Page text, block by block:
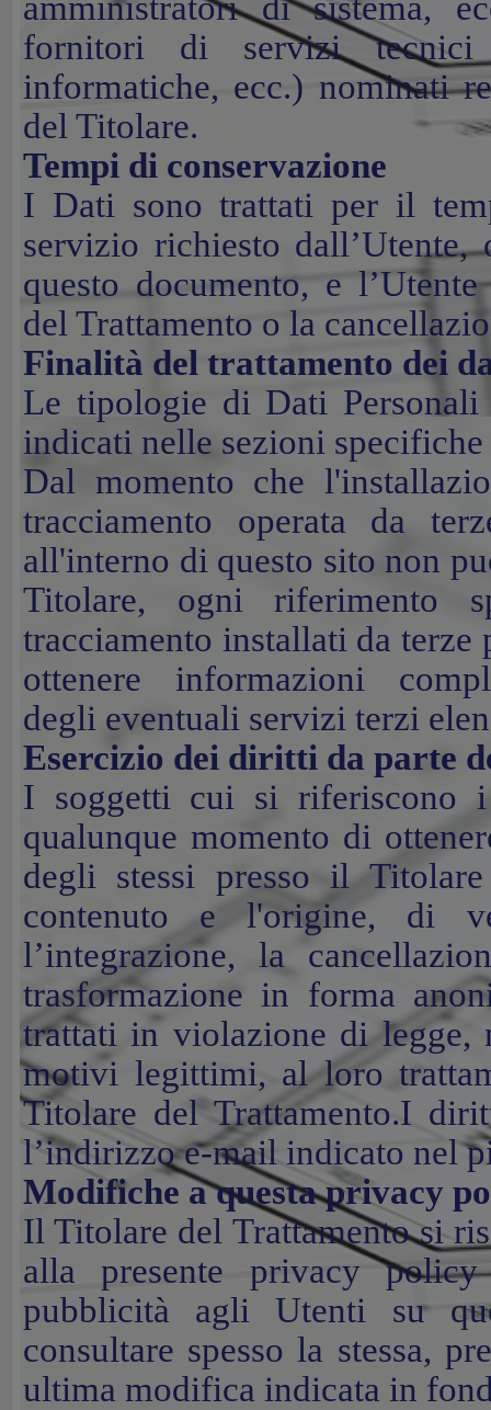
fornitori di servizi tecnici
informatiche, ecc.) nominati
del Titolare.
Tempi di conservazione
I Dati sono trattati per il
servizio richiesto
questo documento, e
del Trattamento o la
Finalità del trattamento dei
Le tipologie di Dati
indicati nelle sezioni
Dal momento che
tracciamento operata da
all'interno di questo sito non
Titolare, ogni riferimento
tracciamento installati da
ottenere informazioni
degli eventuali servizi terzi
Esercizio dei diritti da parte
I soggetti cui si riferiscono
qualunque momento di
degli stessi presso il
contenuto e l'origine, di
l’integrazione, la
trasformazione in forma
trattati in violazione di legge,
motivi legittimi, al loro
Titolare del Trattamento.I
l’indirizzo e-mail indicato nel
Modifiche a questa privacy
Il Titolare del Trattamento si
alla presente privacy
pubblicità agli Utenti su
consultare spesso la stessa,
ultima modifica indicata in